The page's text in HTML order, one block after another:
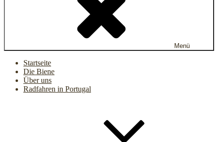
Menü
Startseite
Die Biene
Über uns
Radfahren in Portugal